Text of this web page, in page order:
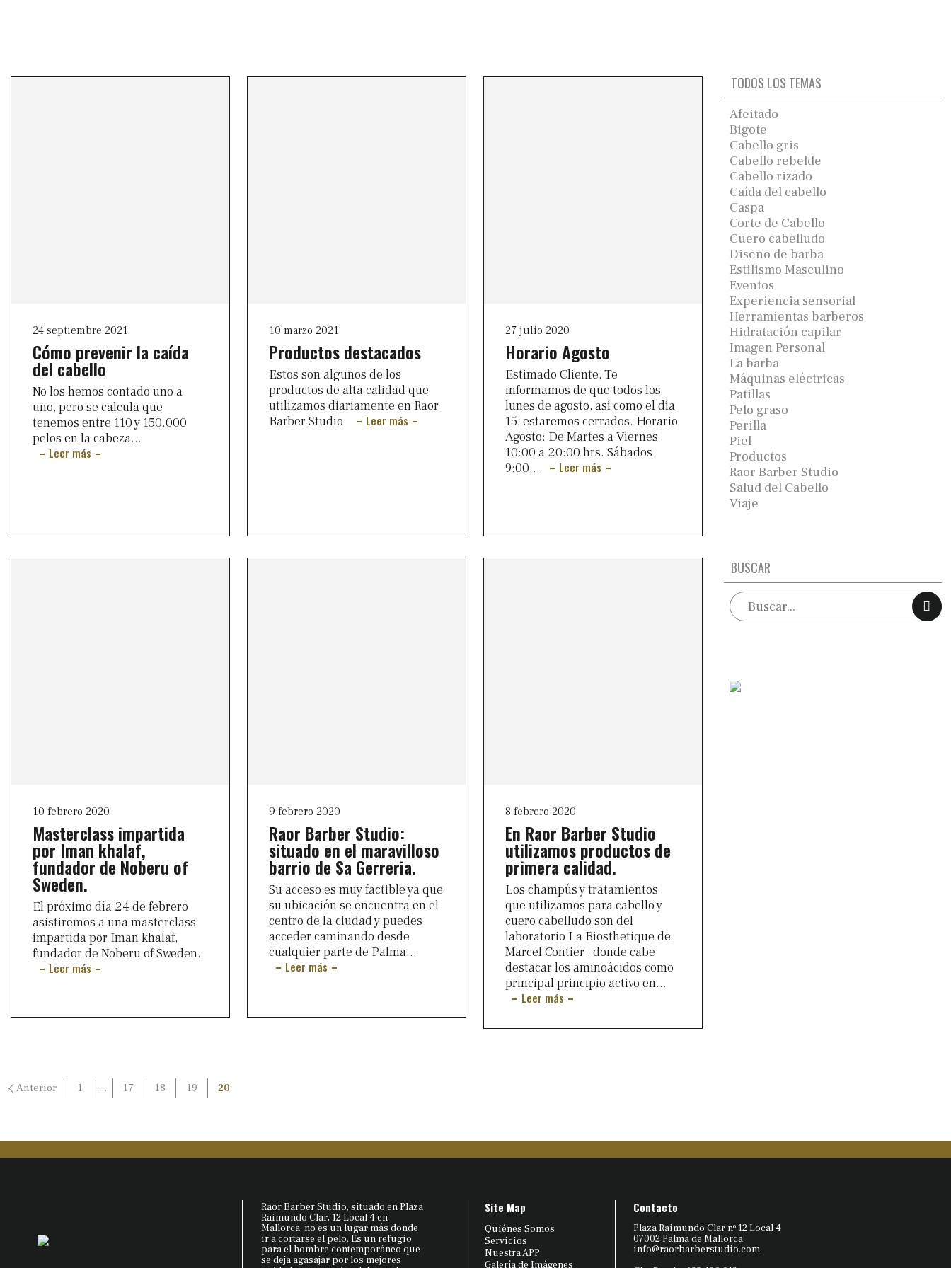
24 septiembre 2021
Cómo prevenir la caída
del cabello
No los hemos contado uno a
uno, pero se calcula que
tenemos entre 110 y 150.000
pelos en la cabeza...
Leer más
10 marzo 2021
Productos destacados
Estos son algunos de los
productos de alta calidad que
utilizamos diariamente en Raor
Barber Studio.
Leer más
27 julio 2020
Horario Agosto
Estimado Cliente, Te
informamos de que todos los
lunes de agosto, así como el día
15, estaremos cerrados. Horario
Agosto: De Martes a Viernes
10:00 a 20:00 hrs. Sábados
9:00...
Leer más
10 febrero 2020
Masterclass impartida
por Iman khalaf,
fundador de Noberu of
Sweden.
El próximo día 24 de febrero
asistiremos a una masterclass
impartida por Iman khalaf,
fundador de Noberu of Sweden.
Leer más
9 febrero 2020
Raor Barber Studio:
situado en el maravilloso
barrio de Sa Gerreria.
Su acceso es muy factible ya que
su ubicación se encuentra en el
centro de la ciudad y puedes
acceder caminando desde
cualquier parte de Palma...
Leer más
8 febrero 2020
En Raor Barber Studio
utilizamos productos de
primera calidad.
Los champús y tratamientos
que utilizamos para cabello y
cuero cabelludo son del
laboratorio La Biosthetique de
Marcel Contier , donde cabe
destacar los aminoácidos como
principal principio activo en...
Leer más
Paginación
Anterior 1 … 17 18 19 20
TODOS LOS TEMAS
Afeitado
Bigote
Cabello gris
Cabello rebelde
Cabello rizado
Caída del cabello
Caspa
Corte de Cabello
Cuero cabelludo
Diseño de barba
Estilismo Masculino
Eventos
Experiencia sensorial
Herramientas barberos
Hidratación capilar
Imagen Personal
La barba
Máquinas eléctricas
Patillas
Pelo graso
Perilla
Piel
Productos
Raor Barber Studio
Salud del Cabello
Viaje
BUSCAR
Raor Barber Studio, situado en Plaza
Raimundo Clar, 12 Local 4 en
Mallorca, no es un lugar más donde
ir a cortarse el pelo. Es un refugio
para el hombre contemporáneo que
se deja agasajar por los mejores
Site Map
Quiénes Somos
Servicios
Nuestra APP
Galería de Imágenes
Contacto
Plaza Raimundo Clar nº 12 Local 4
07002 Palma de Mallorca
info@raorbarberstudio.com